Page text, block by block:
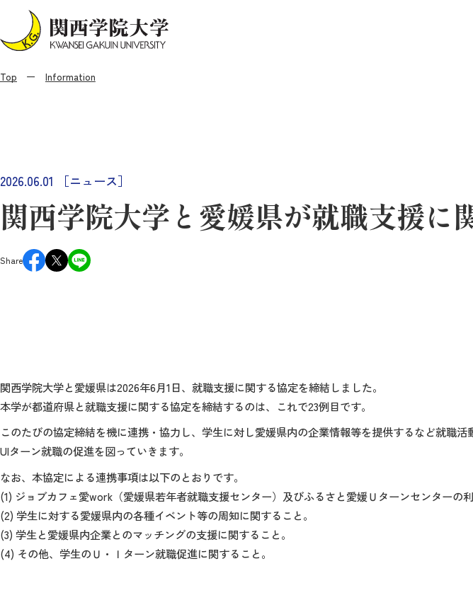
Top Information
2026.06.01 ［ニュース］
関西学院大学と愛媛県が就職支援に
Share
関西学院大学と愛媛県は2026年6月1日、就職支援に関する協定を締結しました。
本学が都道府県と就職支援に関する協定を締結するのは、これで23例目です。
このたびの協定締結を機に連携・協力し、学生に対し愛媛県内の企業情報等を提供するなど就職
UIターン就職の促進を図っていきます。
なお、本協定による連携事項は以下のとおりです。
(1) ジョブカフェ愛work（愛媛県若年者就職支援センター）及びふるさと愛媛Ｕターンセンターの
(2) 学生に対する愛媛県内の各種イベント等の周知に関すること。
(3) 学生と愛媛県内企業とのマッチングの支援に関すること。
(4) その他、学生のＵ・Ｉターン就職促進に関すること。